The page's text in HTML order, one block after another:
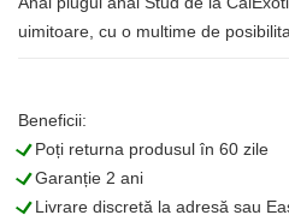
uimitoare, cu o multime de
Beneficii:
LPoți returna produsul în 60 zile
LGaranție 2 ani
LLivrare discretă la adresă sau